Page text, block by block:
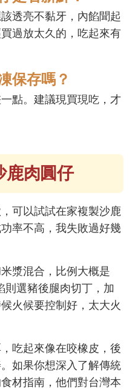
透亮不黏牙，內餡聞起
過放太久的，吃起來有
保存嗎？
點。建議現買現吃，才
鹿肉圓仔
可以試試在家複製沙鹿
率不高，我失敗過好幾
漿混合，比例大概是
則選豬後腿肉切丁，加
火候要控制好，太大火
吃起來像在咬橡皮，後
如果你想深入了解傳統
材指南，他們對台灣本